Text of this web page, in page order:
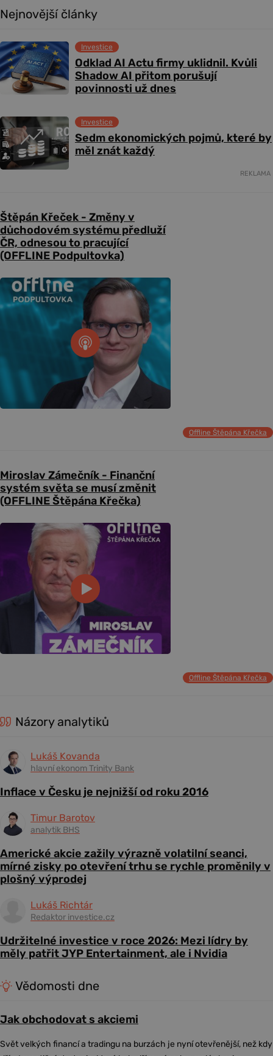
Nejnovější články
Odklad AI Actu firmy uklidnil. Kvůli
Shadow AI přitom porušují
povinnosti už dnes
Investice
Sedm ekonomických pojmů, které by
měl znát každý
Investice
REKLAMA
Štěpán Křeček - Změny v
důchodovém systému předluží
ČR, odnesou to pracující
(OFFLINE Podpultovka)
Offline Štěpána Křečka
Miroslav Zámečník - Finanční
systém světa se musí změnit
(OFFLINE Štěpána Křečka)
Offline Štěpána Křečka
Názory analytiků
Lukáš Kovanda
hlavní ekonom Trinity Bank
Inflace v Česku je nejnižší od roku 2016
Timur Barotov
analytik BHS
Americké akcie zažily výrazně volatilní seanci,
mírné zisky po otevření trhu se rychle proměnily v
plošný výprodej
Lukáš Richtár
Redaktor investice.cz
Udržitelné investice v roce 2026: Mezi lídry by
měly patřit JYP Entertainment, ale i Nvidia
Vědomosti dne
Jak obchodovat s akciemi
Svět velkých financí a tradingu na burzách je nyní otevřenější, než kdy